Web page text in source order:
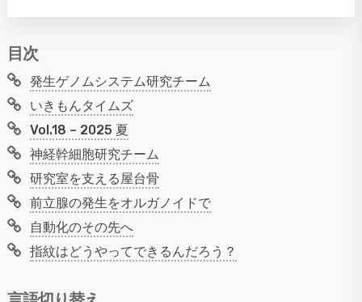
目次
発生ゲノムシステム研究チーム
いきもんタイムズ
Vol.18 – 2025 夏
神経幹細胞研究チーム
研究室を支える屋台骨
前立腺の発生をオルガノイドで
自動化のその先へ
指紋はどうやってできるんだろう？